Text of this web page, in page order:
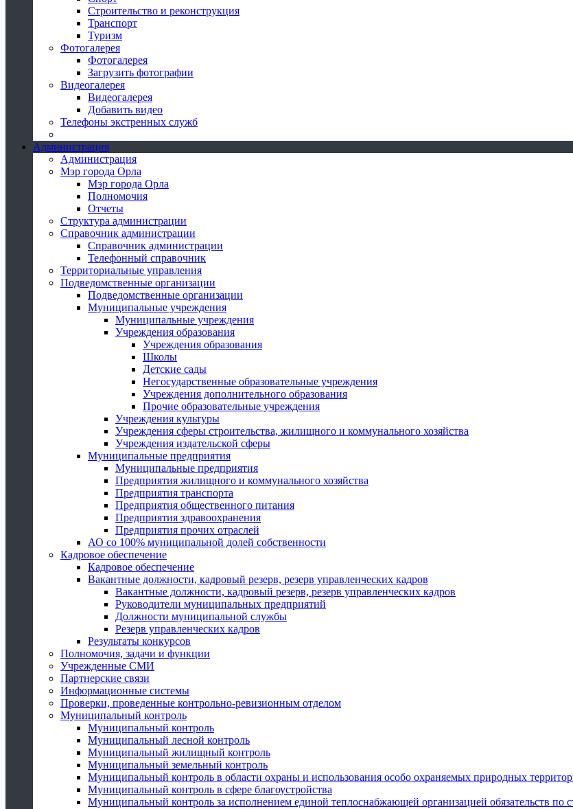
Строительство и реконструкция
Транспорт
Туризм
Фотогалерея
Фотогалерея
Загрузить фотографии
Видеогалерея
Видеогалерея
Добавить видео
Телефоны экстренных служб
Администрация
Администрация
Мэр города Орла
Мэр города Орла
Полномочия
Отчеты
Структура администрации
Справочник администрации
Справочник администрации
Телефонный справочник
Территориальные управления
Подведомственные организации
Подведомственные организации
Муниципальные учреждения
Муниципальные учреждения
Учреждения образования
Учреждения образования
Школы
Детские сады
Негосударственные образовательные учреждения
Учреждения дополнительного образования
Прочие образовательные учреждения
Учреждения культуры
Учреждения сферы строительства, жилищного и коммунального хозяйства
Учреждения издательской сферы
Муниципальные предприятия
Муниципальные предприятия
Предприятия жилищного и коммунального хозяйства
Предприятия транспорта
Предприятия общественного питания
Предприятия здравоохранения
Предприятия прочих отраслей
АО со 100% муниципальной долей собственности
Кадровое обеспечение
Кадровое обеспечение
Вакантные должности, кадровый резерв, резерв управленческих кадров
Вакантные должности, кадровый резерв, резерв управленческих кадров
Руководители муниципальных предприятий
Должности муниципальной службы
Резерв управленческих кадров
Результаты конкурсов
Полномочия, задачи и функции
Учрежденные СМИ
Партнерские связи
Информационные системы
Проверки, проведенные контрольно-ревизионным отделом
Муниципальный контроль
Муниципальный контроль
Муниципальный лесной контроль
Муниципальный жилищный контроль
Муниципальный земельный контроль
Муниципальный контроль в области охраны и использования особо охраняемых природных
Муниципальный контроль в сфере благоустройства
Муниципальный контроль за исполнением единой теплоснабжающей организацией обязательств по